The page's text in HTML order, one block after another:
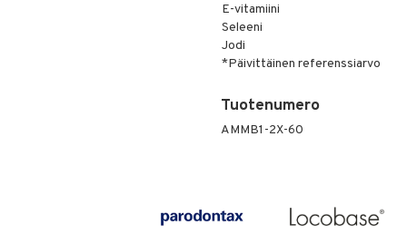
E-vitamiini
Seleeni
Jodi
*Päivittäinen referenssiarvo
Tuotenumero
AMMB1-2X-60